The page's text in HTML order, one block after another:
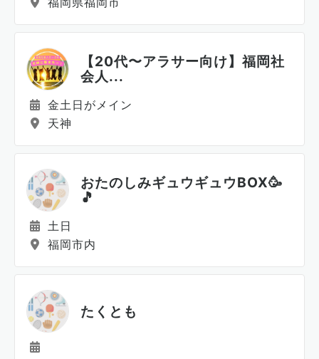
【20代〜アラサー向け】福岡社
会人...
金土日がメイン
天神
おたのしみギュウギュウBOX🥳
🎵
土日
福岡市内
たくとも